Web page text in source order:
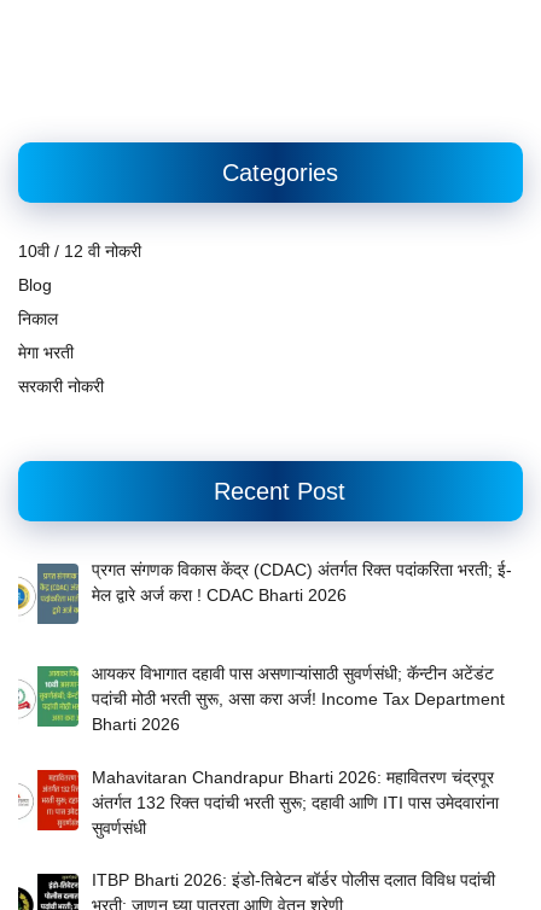
Categories
10वी / 12 वी नोकरी
Blog
निकाल
मेगा भरती
सरकारी नोकरी
Recent Post
प्रगत संगणक विकास केंद्र (CDAC) अंतर्गत रिक्त पदांकरिता भरती; ई-
मेल द्वारे अर्ज करा ! CDAC Bharti 2026
आयकर विभागात दहावी पास असणाऱ्यांसाठी सुवर्णसंधी; कॅन्टीन अटेंडंट
पदांची मोठी भरती सुरू, असा करा अर्ज! Income Tax Department
Bharti 2026
Mahavitaran Chandrapur Bharti 2026: महावितरण चंद्रपूर
अंतर्गत 132 रिक्त पदांची भरती सुरू; दहावी आणि ITI पास उमेदवारांना
सुवर्णसंधी
ITBP Bharti 2026: इंडो-तिबेटन बॉर्डर पोलीस दलात विविध पदांची
भरती; जाणून घ्या पात्रता आणि वेतन श्रेणी